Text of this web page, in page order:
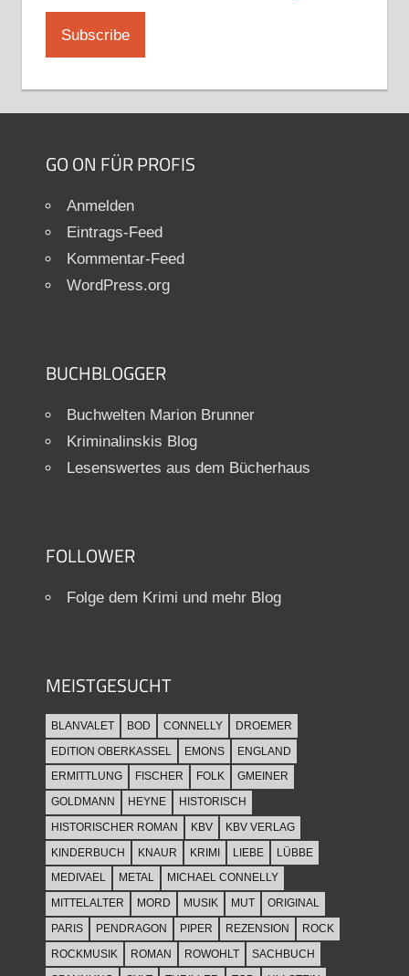
GO ON FÜR PROFIS
Anmelden
Eintrags-Feed
Kommentar-Feed
WordPress.org
BUCHBLOGGER
Buchwelten Marion Brunner
Kriminalinskis Blog
Lesenswertes aus dem Bücherhaus
FOLLOWER
Folge dem Krimi und mehr Blog
MEISTGESUCHT
BLANVALET BOD CONNELLY
DROEMER
EDITION OBERKASSEL
EMONS
ENGLAND
ERMITTLUNG
FISCHER FOLK
GMEINER
GOLDMANN
HEYNE
HISTORISCH
HISTORISCHER ROMAN
KBV
KBV VERLAG
KINDERBUCH
KNAUR KRIMI LIEBE
LÜBBE
MEDIVAEL
METAL
MICHAEL CONNELLY
MITTELALTER
MORD MUSIK MUT
ORIGINAL
PARIS
PENDRAGON PIPER REZENSION
ROCK
ROCKMUSIK
ROMAN ROWOHLT
SACHBUCH